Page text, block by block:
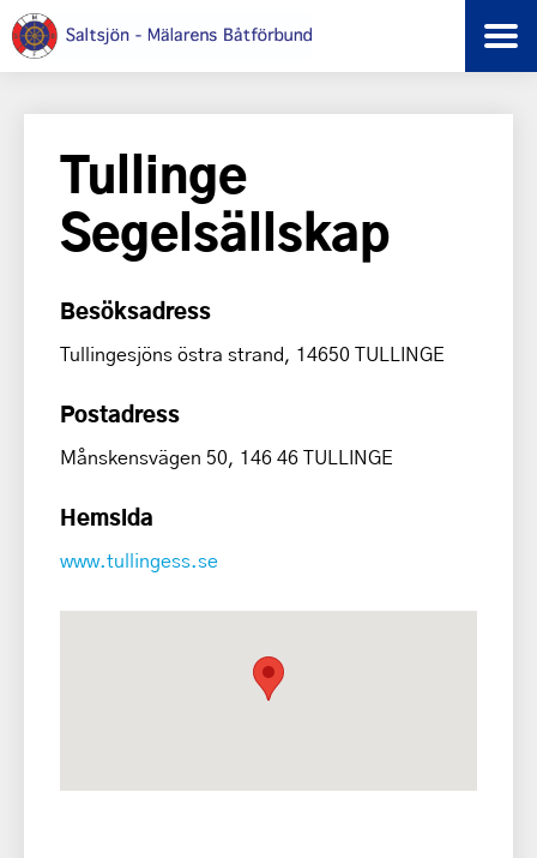
Tullinge
Segelsällskap
Besöksadress
Tullingesjöns östra strand, 14650 TULLINGE
Postadress
Månskensvägen 50, 146 46 TULLINGE
Hemsida
www.tullingess.se